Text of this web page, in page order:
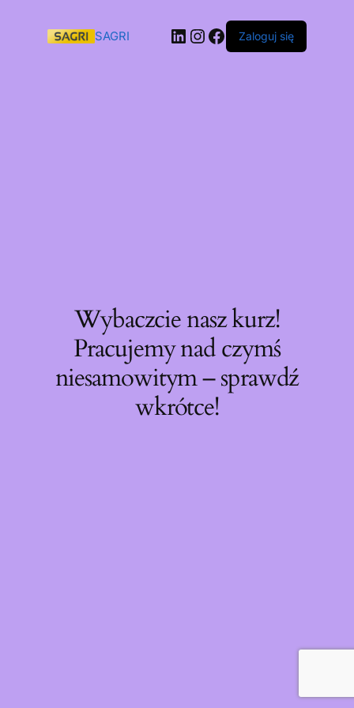
SAGRI Zaloguj się
Wybaczcie nasz kurz!
Pracujemy nad czymś
niesamowitym – sprawdź
wkrótce!